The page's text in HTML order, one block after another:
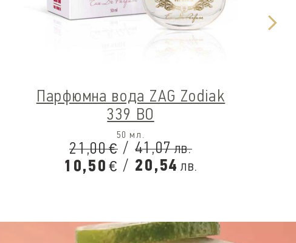
Парфюмна вода ZAG Zodiak
339 BO
50 мл.
21,00€ / 41,07лв.
10,50 € / 20,54 лв.